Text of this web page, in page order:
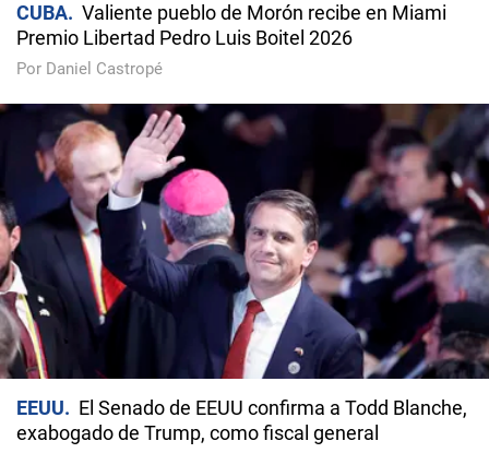
CUBA
Valiente pueblo de Morón recibe en Miami
Premio Libertad Pedro Luis Boitel 2026
Por Daniel Castropé
EEUU
El Senado de EEUU confirma a Todd Blanche,
exabogado de Trump, como fiscal general